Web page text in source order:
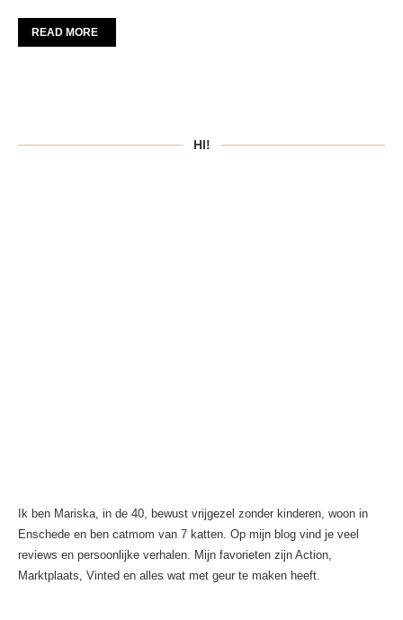
READ MORE
HI!
Ik ben Mariska, in de 40, bewust vrijgezel zonder kinderen, woon in
Enschede en ben catmom van 7 katten. Op mijn blog vind je veel
reviews en persoonlijke verhalen. Mijn favorieten zijn Action,
Marktplaats, Vinted en alles wat met geur te maken heeft.